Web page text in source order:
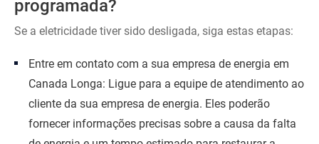
programada?
Se a eletricidade tiver sido desligada, siga estas etapas:
Entre em contato com a sua empresa de energia em
Canada Longa: Ligue para a equipe de atendimento ao
cliente da sua empresa de energia. Eles poderão
fornecer informações precisas sobre a causa da falta